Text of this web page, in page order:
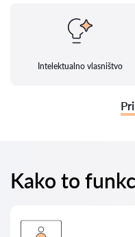
Intelektualno vlasništvo
Kako to